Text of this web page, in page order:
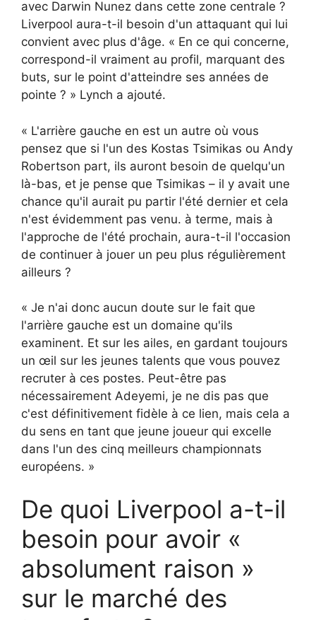
avec Darwin Nunez dans cette zone centrale ?
Liverpool aura-t-il besoin d'un attaquant qui lui
convient avec plus d'âge. « En ce qui concerne,
correspond-il vraiment au profil, marquant des
buts, sur le point d'atteindre ses années de
pointe ? » Lynch a ajouté.
« L'arrière gauche en est un autre où vous
pensez que si l'un des Kostas Tsimikas ou Andy
Robertson part, ils auront besoin de quelqu'un
là-bas, et je pense que Tsimikas – il y avait une
chance qu'il aurait pu partir l'été dernier et cela
n'est évidemment pas venu. à terme, mais à
l'approche de l'été prochain, aura-t-il l'occasion
de continuer à jouer un peu plus régulièrement
ailleurs ?
« Je n'ai donc aucun doute sur le fait que
l'arrière gauche est un domaine qu'ils
examinent. Et sur les ailes, en gardant toujours
un œil sur les jeunes talents que vous pouvez
recruter à ces postes. Peut-être pas
nécessairement Adeyemi, je ne dis pas que
c'est définitivement fidèle à ce lien, mais cela a
du sens en tant que jeune joueur qui excelle
dans l'un des cinq meilleurs championnats
européens. »
De quoi Liverpool a-t-il
besoin pour avoir «
absolument raison »
sur le marché des